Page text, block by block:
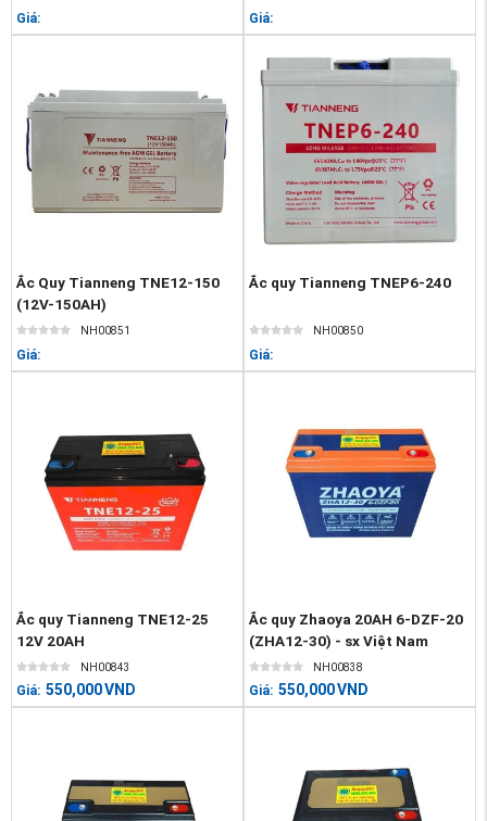
Giá: Giá:
Ắc Quy Tianneng TNE12-150
(12V-150AH)
NH00851
Giá:
Ắc quy Tianneng TNEP6-240
NH00850
Giá:
Ắc quy Tianneng TNE12-25
12V 20AH
NH00843
Giá: 550,000VND
Ắc quy Zhaoya 20AH 6-DZF-20
(ZHA12-30) - sx Việt Nam
NH00838
Giá: 550,000VND